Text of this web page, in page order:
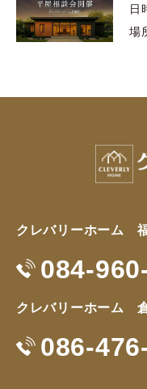
日
場
クレバリーホーム
084-
クレバリーホーム
086-